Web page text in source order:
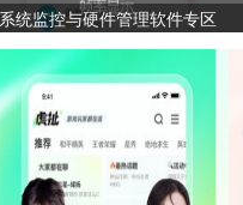
系统监控与硬件管理软件专区